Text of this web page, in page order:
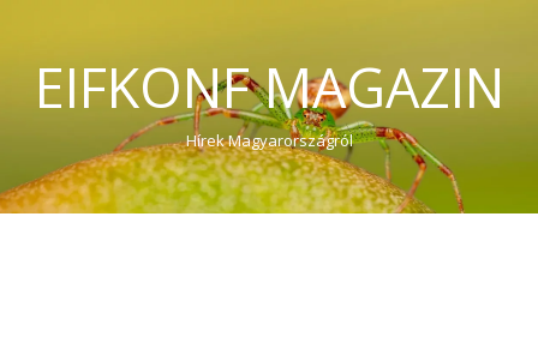
EIFKONF MAGAZIN
Hírek Magyarországról